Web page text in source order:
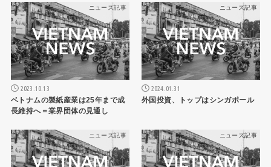
ニュース記事
2023.10.13
ベトナムの製紙産業は25年まで成
長維持へ＝業界団体の見通し
ニュース記事
2024.01.31
外国投資、トップはシンガポール
ニュース記事 ニュース記事